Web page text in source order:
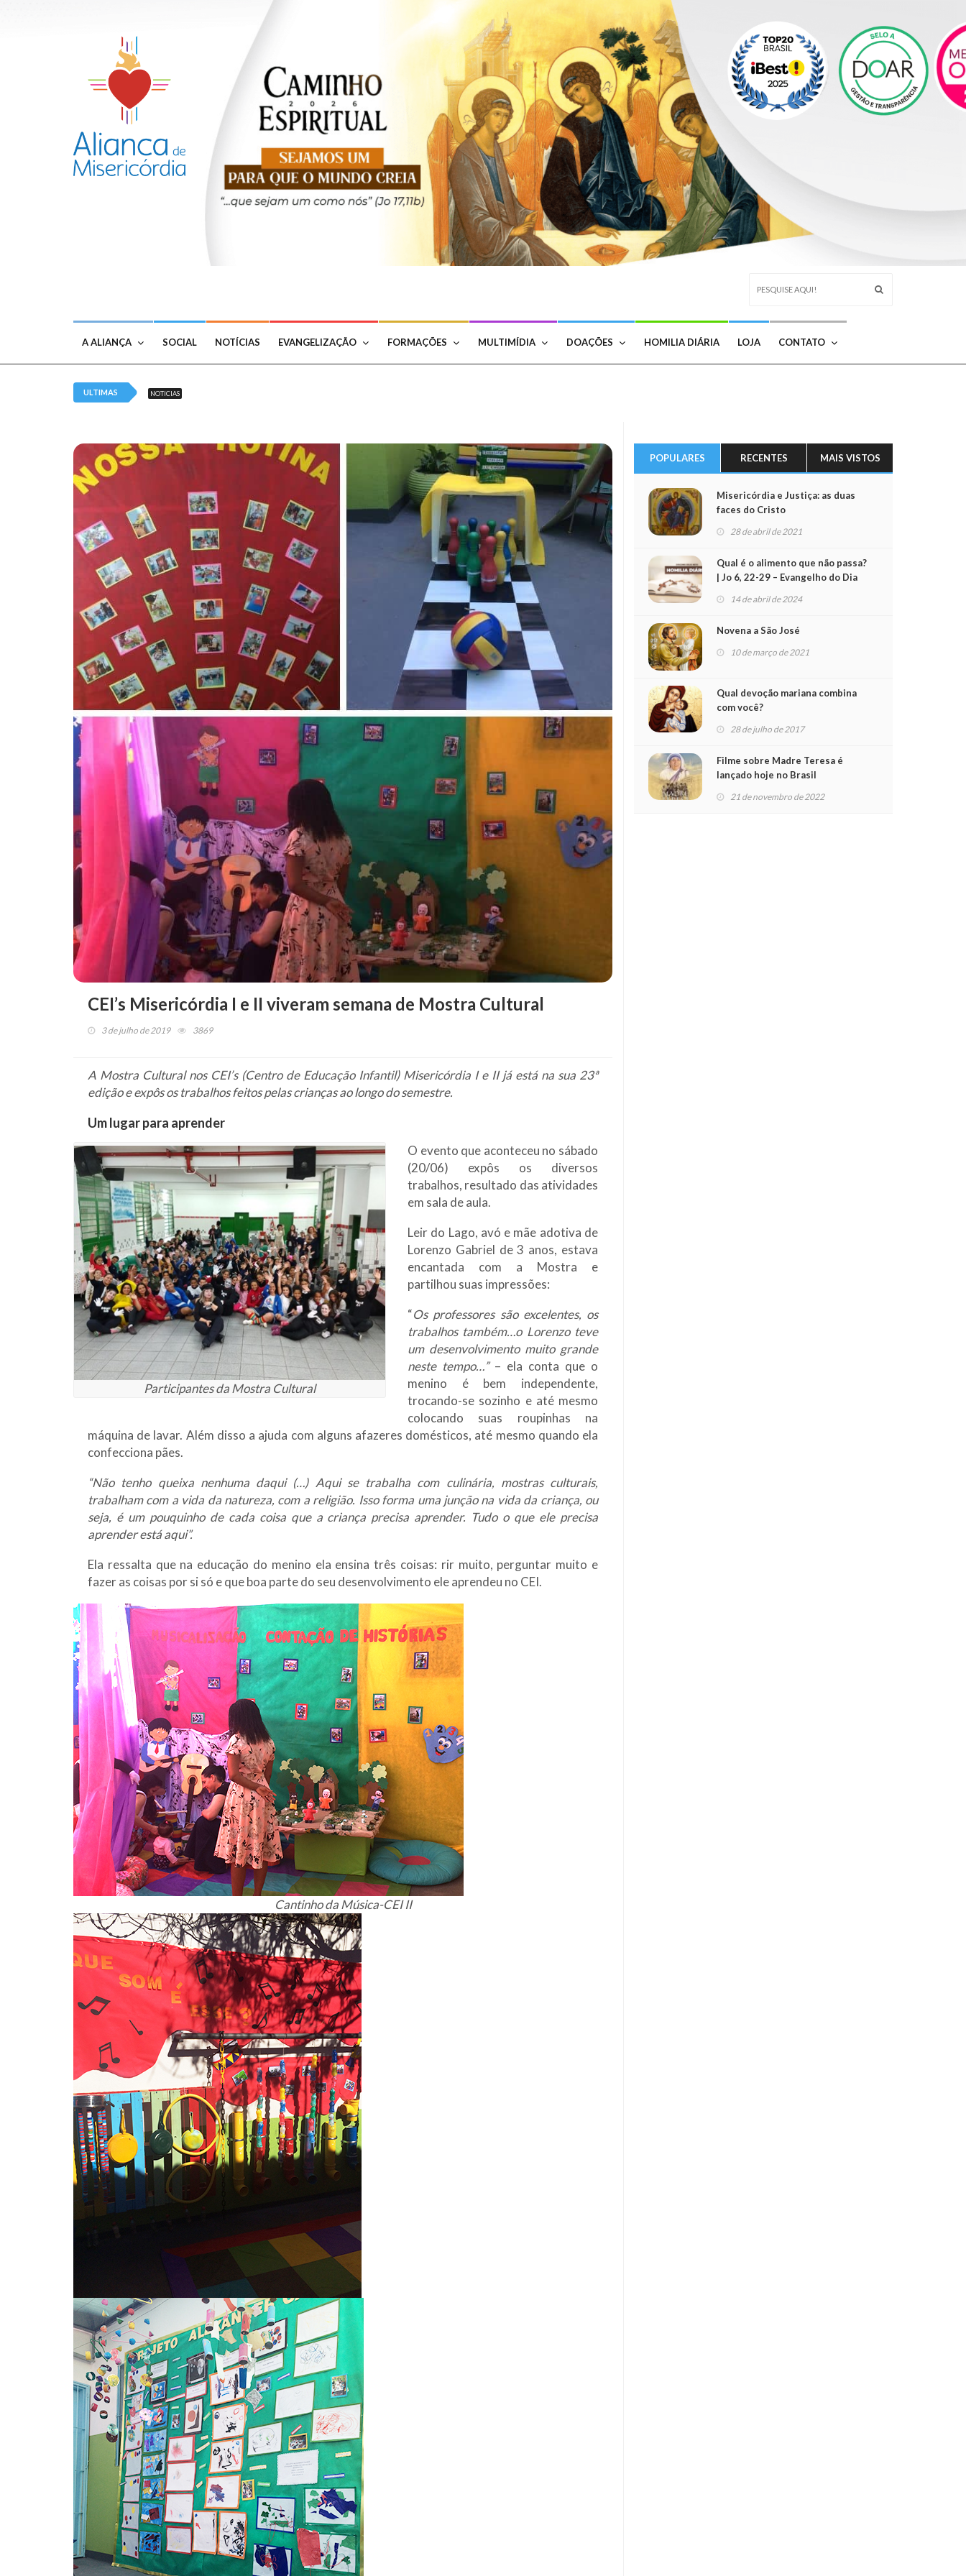
A ALIANÇA SOCIAL NOTÍCIAS EVANGELIZAÇÃO FORMAÇÕES MULTIMÍDIA DOAÇÕES HOMILIA DIÁRIA LOJA CONTATO
ULTIMAS NOTICIAS
CEI’s Misericórdia I e II viveram semana de Mostra Cultural
3 de julho de 2019 3869
A Mostra Cultural nos CEI’s (Centro de Educação Infantil) Misericórdia I e II já está na sua 23ª
edição e expôs os trabalhos feitos pelas crianças ao longo do semestre.
Um lugar para aprender
Participantes da Mostra Cultural
O evento que aconteceu no sábado
(20/06) expôs os diversos
trabalhos, resultado das atividades
em sala de aula.
Leir do Lago, avó e mãe adotiva de
Lorenzo Gabriel de 3 anos, estava
encantada com a Mostra e
partilhou suas impressões:
“Os professores são excelentes, os
trabalhos também…o Lorenzo teve
um desenvolvimento muito grande
neste tempo…”– ela conta que o
menino é bem independente,
trocando-se sozinho e até mesmo
colocando suas roupinhas na
máquina de lavar. Além disso a ajuda com alguns afazeres domésticos, até mesmo quando ela
confecciona pães.
“Não tenho queixa nenhuma daqui (…) Aqui se trabalha com culinária, mostras culturais,
trabalham com a vida da natureza, com a religião. Isso forma uma junção na vida da criança, ou
seja, é um pouquinho de cada coisa que a criança precisa aprender. Tudo o que ele precisa
aprender está aqui”.
Ela ressalta que na educação do menino ela ensina três coisas: rir muito, perguntar muito e
fazer as coisas por si só e que boa parte do seu desenvolvimento ele aprendeu no CEI.
Cantinho da Música-CEI II
POPULARES RECENTES MAIS VISTOS
Misericórdia e Justiça: as duas
faces do Cristo
28 de abril de 2021
Qual é o alimento que não passa?
| Jo 6, 22-29 – Evangelho do Dia
14 de abril de 2024
Novena a São José
10 de março de 2021
Qual devoção mariana combina
com você?
28 de julho de 2017
Filme sobre Madre Teresa é
lançado hoje no Brasil
21 de novembro de 2022